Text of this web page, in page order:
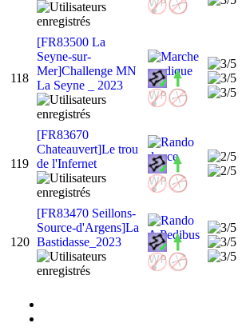
118
[FR83500 La
Seyne-sur-
Mer]Challenge MN
La Seyne _ 2023
119
[FR83670
Chateauvert]Le trou
de l'Infernet
120
[FR83470 Seillons-
Source-d'Argens]La
Bastidasse_2023